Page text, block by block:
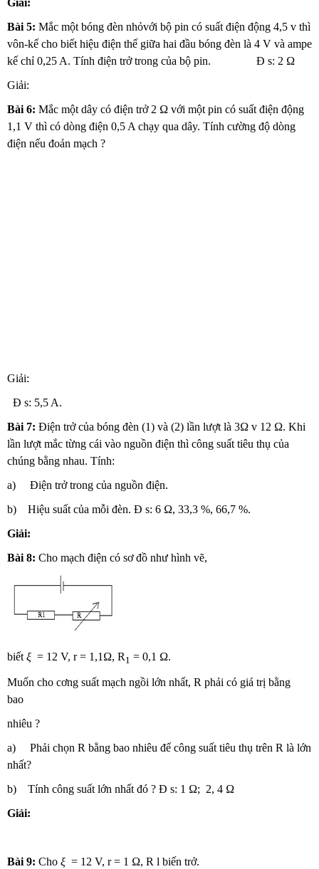
Giải:
Bài 5: Mắc một bóng đèn nhỏvới bộ pin có suất điện động 4,5 v thì
vôn-kế cho biết hiệu điện thế giữa hai đầu bóng đèn là 4 V và ampe
kế chỉ 0,25 A. Tính điện trở trong của bộ pin. Đ s: 2 Ω
Giải:
Bài 6: Mắc một dây có điện trở 2 Ω với một pin có suất điện động
1,1 V thì có dòng điện 0,5 A chạy qua dây. Tính cường độ dòng
điện nếu đoản mạch ?
Giải:
Đ s: 5,5 A.
Bài 7: Điện trở của bóng đèn (1) và (2) lần lượt là 3Ω v 12 Ω. Khi
lần lượt mắc từng cái vào nguồn điện thì công suất tiêu thụ của
chúng bằng nhau. Tính:
a) Điện trở trong của nguồn điện.
b) Hiệu suất của mỗi đèn. Đ s: 6 Ω, 33,3 %, 66,7 %.
Giải:
Bài 8: Cho mạch điện có sơ đồ như hình vẽ,
biết ξ = 12 V, r = 1,1Ω, R 1 = 0,1 Ω.
Muốn cho cơng suất mạch ngồi lớn nhất, R phải có giá trị bằng
bao
nhiêu ?
a) Phải chọn R bằng bao nhiêu để công suất tiêu thụ trên R là lớn
nhất?
b) Tính công suất lớn nhất đó ? Đ s: 1 Ω; 2, 4 Ω
Giải:
Bài 9: Cho ξ = 12 V, r = 1 Ω, R l biến trở.